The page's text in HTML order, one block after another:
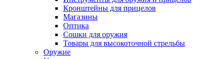
Кронштейны для прицелов
Магазины
Оптика
Сошки для оружия
Товары для высокоточной стрельбы
Оружие